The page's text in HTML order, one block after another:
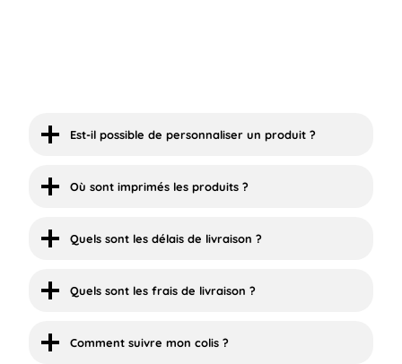
Est-il possible de personnaliser un produit ?
Où sont imprimés les produits ?
Quels sont les délais de livraison ?
Quels sont les frais de livraison ?
Comment suivre mon colis ?